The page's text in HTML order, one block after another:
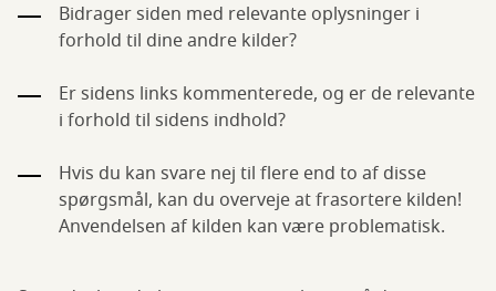
Bidrager siden med relevante oplysninger i
forhold til dine andre kilder?
Er sidens links kommenterede, og er de relevante
i forhold til sidens indhold?
Hvis du kan svare nej til flere end to af disse
spørgsmål, kan du overveje at frasortere kilden!
Anvendelsen af kilden kan være problematisk.